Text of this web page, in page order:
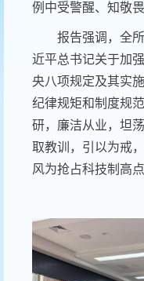
例中受警醒、知敬畏
报告强调，全
近平总书记关于加
央八项规定及其实
纪律规矩和制度规
研，廉洁从业，坦
取教训，引以为戒
风为抢占科技制高